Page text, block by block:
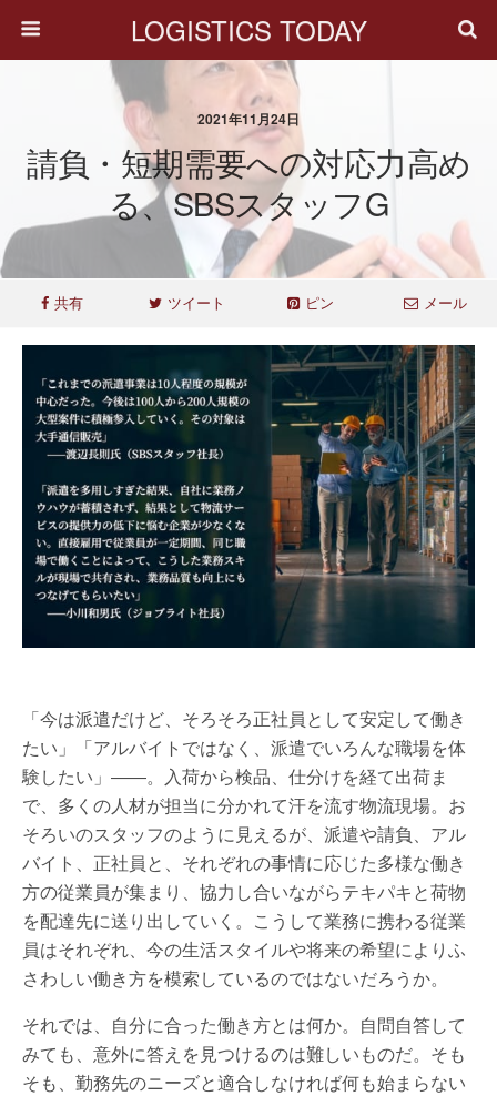
LOGISTICS TODAY
2021年11月24日
請負・短期需要への対応力高め
る、SBSスタッフG
共有 ツイート ピン メール
「今は派遣だけど、そろそろ正社員として安定して働き
たい」「アルバイトではなく、派遣でいろんな職場を体
験したい」――。入荷から検品、仕分けを経て出荷ま
で、多くの人材が担当に分かれて汗を流す物流現場。お
そろいのスタッフのように見えるが、派遣や請負、アル
バイト、正社員と、それぞれの事情に応じた多様な働き
方の従業員が集まり、協力し合いながらテキパキと荷物
を配達先に送り出していく。こうして業務に携わる従業
員はそれぞれ、今の生活スタイルや将来の希望によりふ
さわしい働き方を模索しているのではないだろうか。
それでは、自分に合った働き方とは何か。自問自答して
みても、意外に答えを見つけるのは難しいものだ。そも
そも、勤務先のニーズと適合しなければ何も始まらない